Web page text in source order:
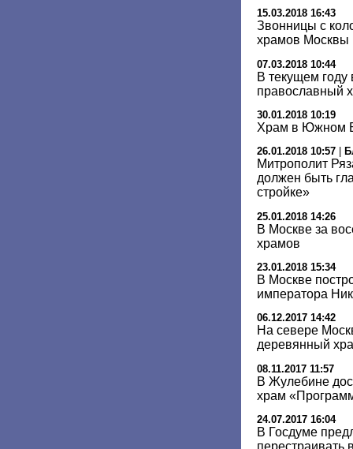
15.03.2018 16:43
Звонницы с
храмов Москвы
07.03.2018 10:44
В текущем
православный
30.01.2018 10:19
Храм в Южном
26.01.2018 10:57
Митрополит
должен быть
стройке»
25.01.2018 14:26
В Москве за
храмов
23.01.2018 15:34
В Москве
императора
06.12.2017 14:42
На севере
деревянный
08.11.2017 11:57
В Жулебине
храм
24.07.2017 16:04
В Госдуме
перестраивать